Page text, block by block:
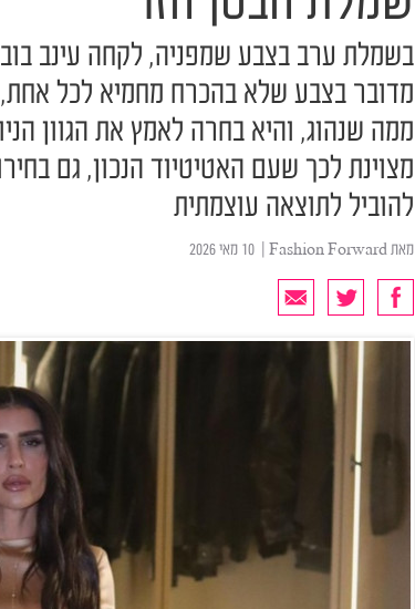
בשמלת ערב בצבע שמפניה, לקחה עינב
מדובר בצבע שלא בהכרח מחמיא לכל
ממה שנהוג, והיא בחרה לאמץ את הגוון
מצוינת לכך שעם האטיטיוד הנכון, גם
להוביל לתוצאה עוצמתית
מאתFashion Forward